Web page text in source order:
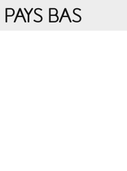
PAYS BAS